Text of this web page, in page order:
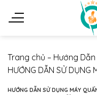
đến
Trang chủ – Hướng
HƯỚNG DẪN SỬ DỤNG
HƯỚNG DẪN SỬ DỤNG MÁY